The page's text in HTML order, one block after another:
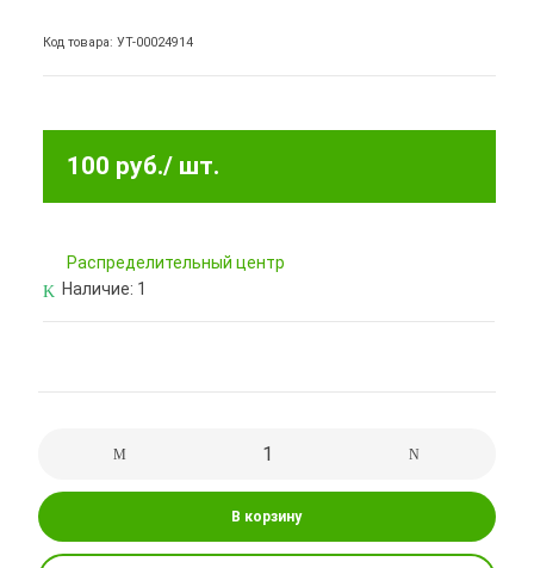
Код товара: УТ-00024914
100 руб./ шт.
Pаспределительный центр
Наличие: 1
В корзину